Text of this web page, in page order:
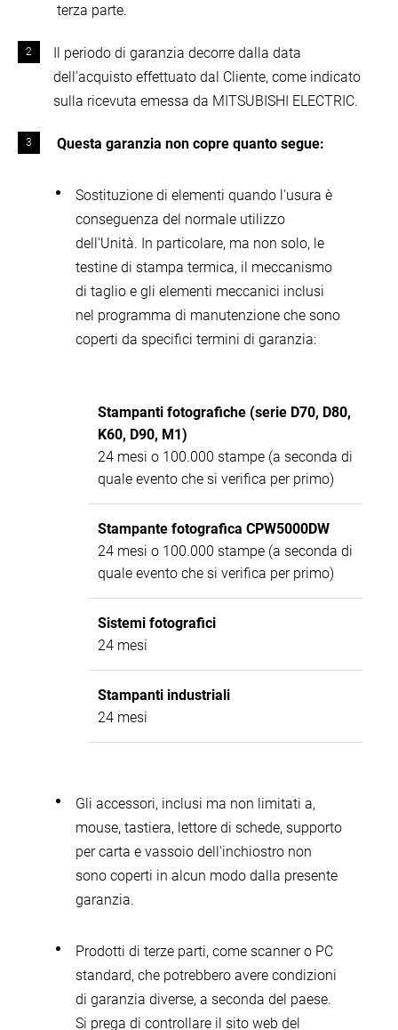
terza parte.
Il periodo di garanzia decorre dalla data
dell'acquisto effettuato dal Cliente, come indicato
sulla ricevuta emessa da MITSUBISHI ELECTRIC.
Questa garanzia non copre quanto segue:
Sostituzione di elementi quando l'usura è
conseguenza del normale utilizzo
dell'Unità. In particolare, ma non solo, le
testine di stampa termica, il meccanismo
di taglio e gli elementi meccanici inclusi
nel programma di manutenzione che sono
coperti da specifici termini di garanzia:
Stampanti fotografiche (serie D70, D80,
K60, D90, M1)
24 mesi o 100.000 stampe (a seconda di
quale evento che si verifica per primo)
Stampante fotografica CPW5000DW
24 mesi o 100.000 stampe (a seconda di
quale evento che si verifica per primo)
Sistemi fotografici
24 mesi
Stampanti industriali
24 mesi
Gli accessori, inclusi ma non limitati a,
mouse, tastiera, lettore di schede, supporto
per carta e vassoio dell'inchiostro non
sono coperti in alcun modo dalla presente
garanzia.
Prodotti di terze parti, come scanner o PC
standard, che potrebbero avere condizioni
di garanzia diverse, a seconda del paese.
Si prega di controllare il sito web del